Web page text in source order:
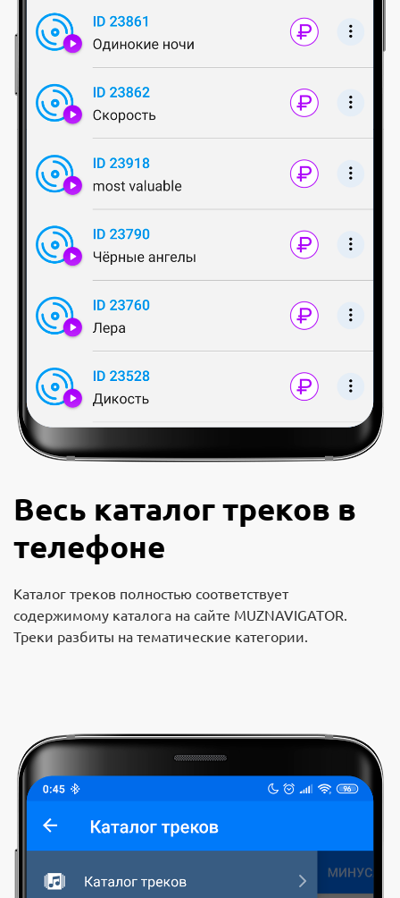
Весь каталог треков в
телефоне
Каталог треков полностью соответствует
содержимому каталога на сайте MUZNAVIGATOR.
Треки разбиты на тематические категории.